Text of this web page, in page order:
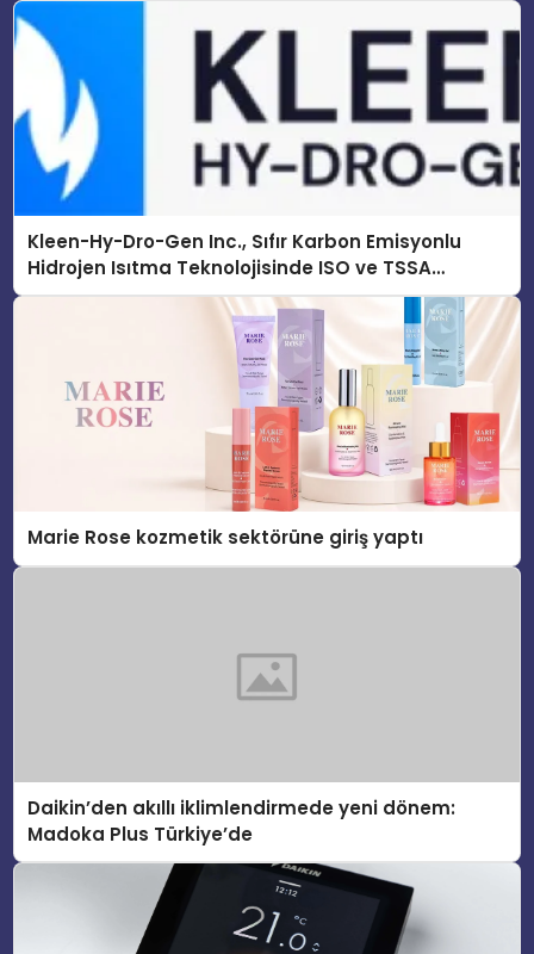
Kleen-Hy-Dro-Gen Inc., Sıfır Karbon Emisyonlu
Hidrojen Isıtma Teknolojisinde ISO ve TSSA
Düzenleyici Onaylarını Aldı
Marie Rose kozmetik sektörüne giriş yaptı
Daikin’den akıllı iklimlendirmede yeni dönem:
Madoka Plus Türkiye’de